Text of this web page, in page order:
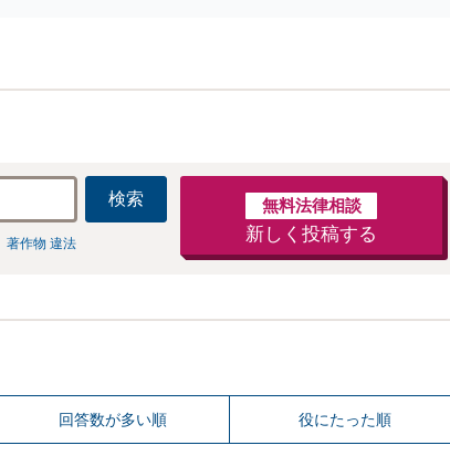
検索
著作物 違法
無料法律相談
新しく投稿する
回答数が多い順 役にたった順